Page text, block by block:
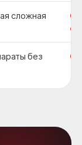
сложная
без